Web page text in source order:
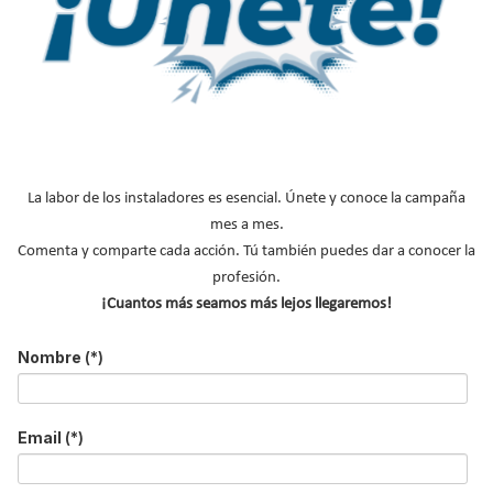
Innovación en refrigeración con
R-455A: Tecnifrío impulsa la
La labor de los instaladores es esencial. Únete y conoce la campaña
mes a mes.
Comenta y comparte cada acción. Tú también puedes dar a conocer la
profesión.
¡Cuantos más seamos más lejos llegaremos!
Nombre (*)
Email (*)